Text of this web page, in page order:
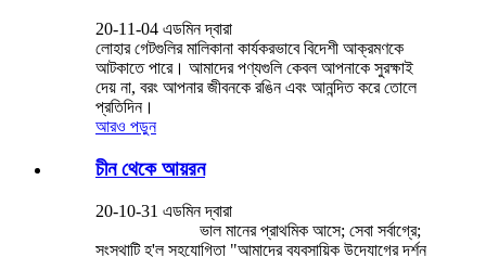
20-11-04 এডমিন দ্বারা
লোহার গেটগুলির মালিকানা কার্যকরভাবে বিদেশী আক্রমণকে
আটকাতে পারে। আমাদের পণ্যগুলি কেবল আপনাকে সুরক্ষাই
দেয় না, বরং আপনার জীবনকে রঙিন এবং আনন্দিত করে তোলে
প্রতিদিন।
আরও পড়ুন
চীন থেকে আয়রন
20-10-31 এডমিন দ্বারা
ভাল মানের প্রাথমিক আসে; সেবা সর্বাগ্রে;
সংস্থাটি হ'ল সহযোগিতা "আমাদের ব্যবসায়িক উদ্যোগের দর্শন